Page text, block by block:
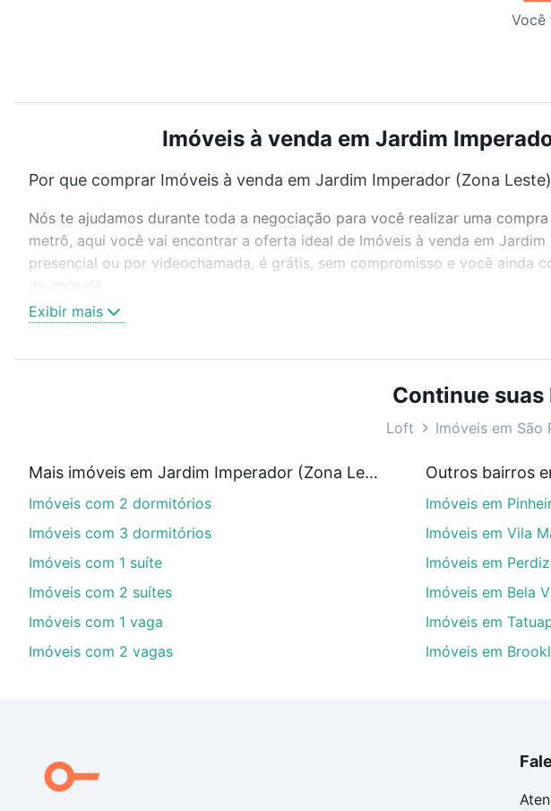
Você
Imóveis à venda em Jardim
Por que comprar Imóveis à venda em Jardim Imperador (Zona
Nós te ajudamos durante toda a negociação para você realizar uma
metrô, aqui você vai encontrar a oferta ideal de Imóveis à venda em
presencial ou por videochamada, é grátis, sem compromisso e você
Como escolher um imóvel?
Use barra de busca no topo para pesquisar por ruas, bairros e até
ou sem vaga de garagem para combinar perfeitamente com o preço,
Imóveis à venda em Jardim Imperador (Zona Leste), São Paulo, SP ideal
Aqui na Loft temos a oferta ideal para você, com Imóveis à venda em
de financiamento imobiliário as parcelas podem se adequar ao seu
nosso portal quanto custa comprar um apartamento
e conte com a gente
Exibir mais
Continue suas
Loft Imóveis em São
Mais imóveis em Jardim Imperador (Zona Leste)
Imóveis com 2 dormitórios
Imóveis com 3 dormitórios
Imóveis com 1 suíte
Imóveis com 2 suítes
Imóveis com 1 vaga
Imóveis com 2 vagas
Outros bairros
Imóveis em
Imóveis em Vila
Imóveis em
Imóveis em Bela
Imóveis em
Imóveis em